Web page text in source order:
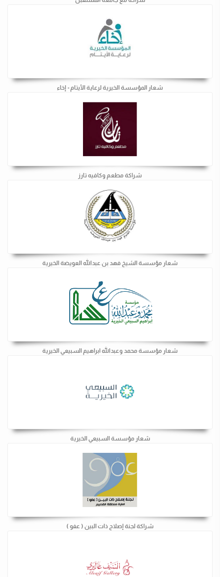
شعار المؤسسة الخيرية لرعاية الأيتام - إخاء
شراكة مطعم وكافيه تارز
شعار مؤسسة الشيخ فهد بن عبدالله العويضة الخيرية
شعار مؤسسة محمد وعبدالله ابراهيم السبيعي الخيرية
شعار مؤسسة السبيعي الخيرية
شراكة لجنة إصلاح ذات البين ( عفو )